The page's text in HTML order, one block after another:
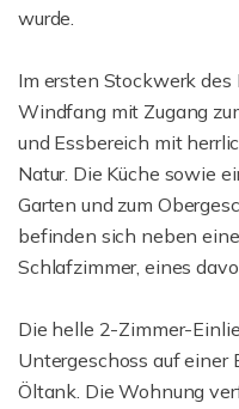
wurde.
Im ersten Stockwerk
Windfang mit Zugang
und Essbereich mit
Natur. Die Küche sowie
Garten und zum
befinden sich neben
Schlafzimmer, eines
Die helle 2-Zimmer-
Untergeschoss auf einer
Öltank. Die Wohnung